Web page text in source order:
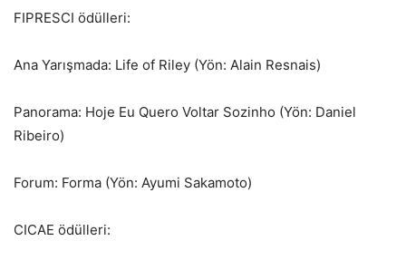
FIPRESCI ödülleri:
Ana Yarışmada: Life of Riley (Yön: Alain Resnais)
Panorama: Hoje Eu Quero Voltar Sozinho (Yön: Daniel
Ribeiro)
Forum: Forma (Yön: Ayumi Sakamoto)
CICAE ödülleri: